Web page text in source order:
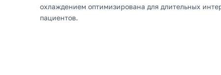
охлаждением оптимизирована для длительных
пациентов.